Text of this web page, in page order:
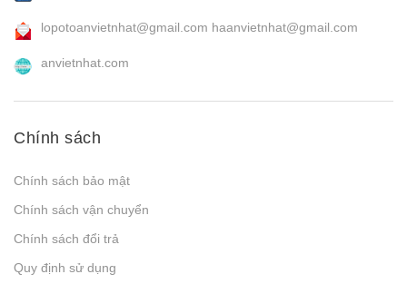
lopotoanvietnhat@gmail.com haanvietnhat@gmail.com
anvietnhat.com
Chính sách
Chính sách bảo mật
Chính sách vận chuyển
Chính sách đổi trả
Quy định sử dụng